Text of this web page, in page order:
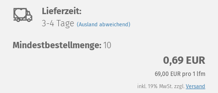
Auf
den
Merkzettel
Lieferzeit:
3-4 Tage(Ausland abweichend)
Mindestbestellmenge: 10
0,69 EUR
69,00 EUR pro 1 lfm
inkl. 19% MwSt. zzgl. Versand